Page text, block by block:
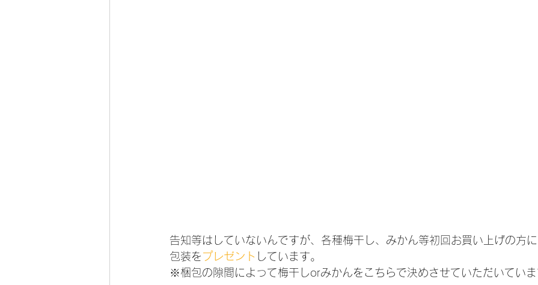
告知等はしていないんですが、各種梅干し、みかん等初回お買い上げの方
包装を プレゼント しています。
※梱包の隙間によって梅干しorみかんをこちらで決めさせていただいていま